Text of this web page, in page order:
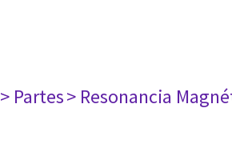
> Partes> Resonancia